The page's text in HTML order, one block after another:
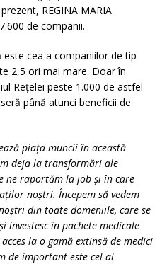
REGINA MARIA
de companii.
cea a companiilor de tip
2,5 ori mai mare. Doar în
Rețelei peste 1.000 de astfel
până atunci beneficii de
piața muncii în această
deja la transformări ale
ne raportăm la job și în care
noștri. Începem să vedem
din toate domeniile, care se
în pachete medicale
la o gamă extinsă de medici
de important este cel al